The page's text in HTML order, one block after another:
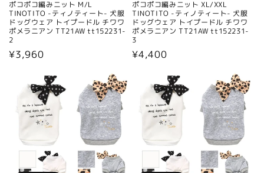
ポコポコ編みニット M/L
TINOTITO -ティノティート- 犬服
ドッグウェア トイプードル チワワ
ポメラニアン TT21AW tt152231-
2
通
¥3,960
ポコポコ編みニット XL/XXL
TINOTITO -ティノティート- 犬服
ドッグウェア トイプードル チワワ
ポメラニアン TT21AW tt152231-
3
通
¥4,400